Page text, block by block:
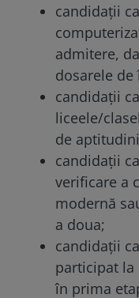
candidaţii
admitere,
dosarele
candidaţii
liceele/
de
candidaţii
verificare a
modernă
a doua;
candidaţii
participat la
în prima